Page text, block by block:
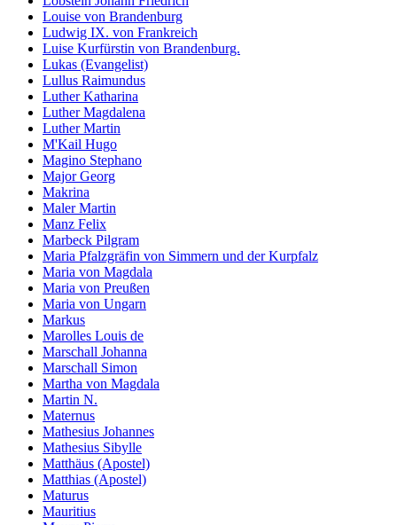
Louise von Brandenburg
Ludwig IX. von Frankreich
Luise Kurfürstin von Brandenburg.
Lukas (Evangelist)
Lullus Raimundus
Luther Katharina
Luther Magdalena
Luther Martin
M'Kail Hugo
Magino Stephano
Major Georg
Makrina
Maler Martin
Manz Felix
Marbeck Pilgram
Maria Pfalzgräfin von Simmern und der Kurpfalz
Maria von Magdala
Maria von Preußen
Maria von Ungarn
Markus
Marolles Louis de
Marschall Johanna
Marschall Simon
Martha von Magdala
Martin N.
Maternus
Mathesius Johannes
Mathesius Sibylle
Matthäus (Apostel)
Matthias (Apostel)
Maturus
Mauritius